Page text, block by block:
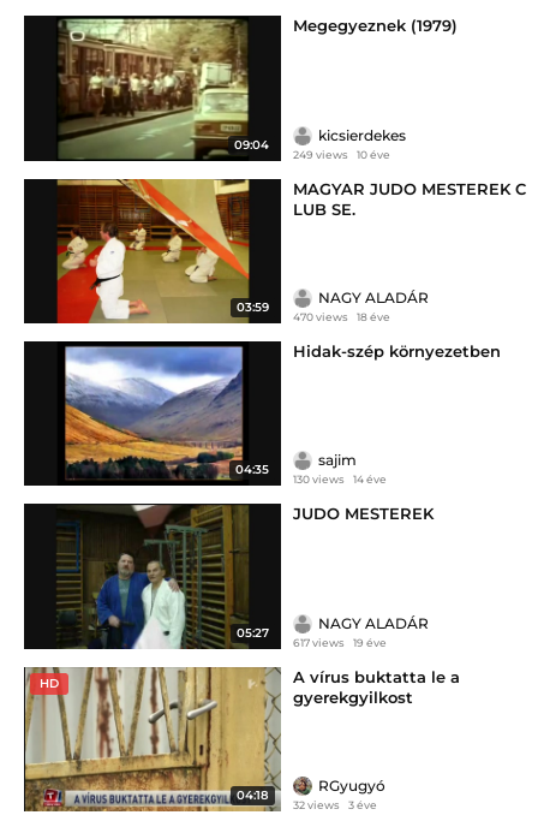
09:04
Megegyeznek (1979)
kicsierdekes
249 views 10 éve
03:59
MAGYAR JUDO MESTEREK C
LUB SE.
NAGY ALADÁR
470 views 18 éve
04:35
Hidak-szép környezetben
sajim
130 views 14 éve
05:27
JUDO MESTEREK
NAGY ALADÁR
617 views 19 éve
HD
04:18
A vírus buktatta le a
gyerekgyilkost
RGyugyó
32 views 3 éve